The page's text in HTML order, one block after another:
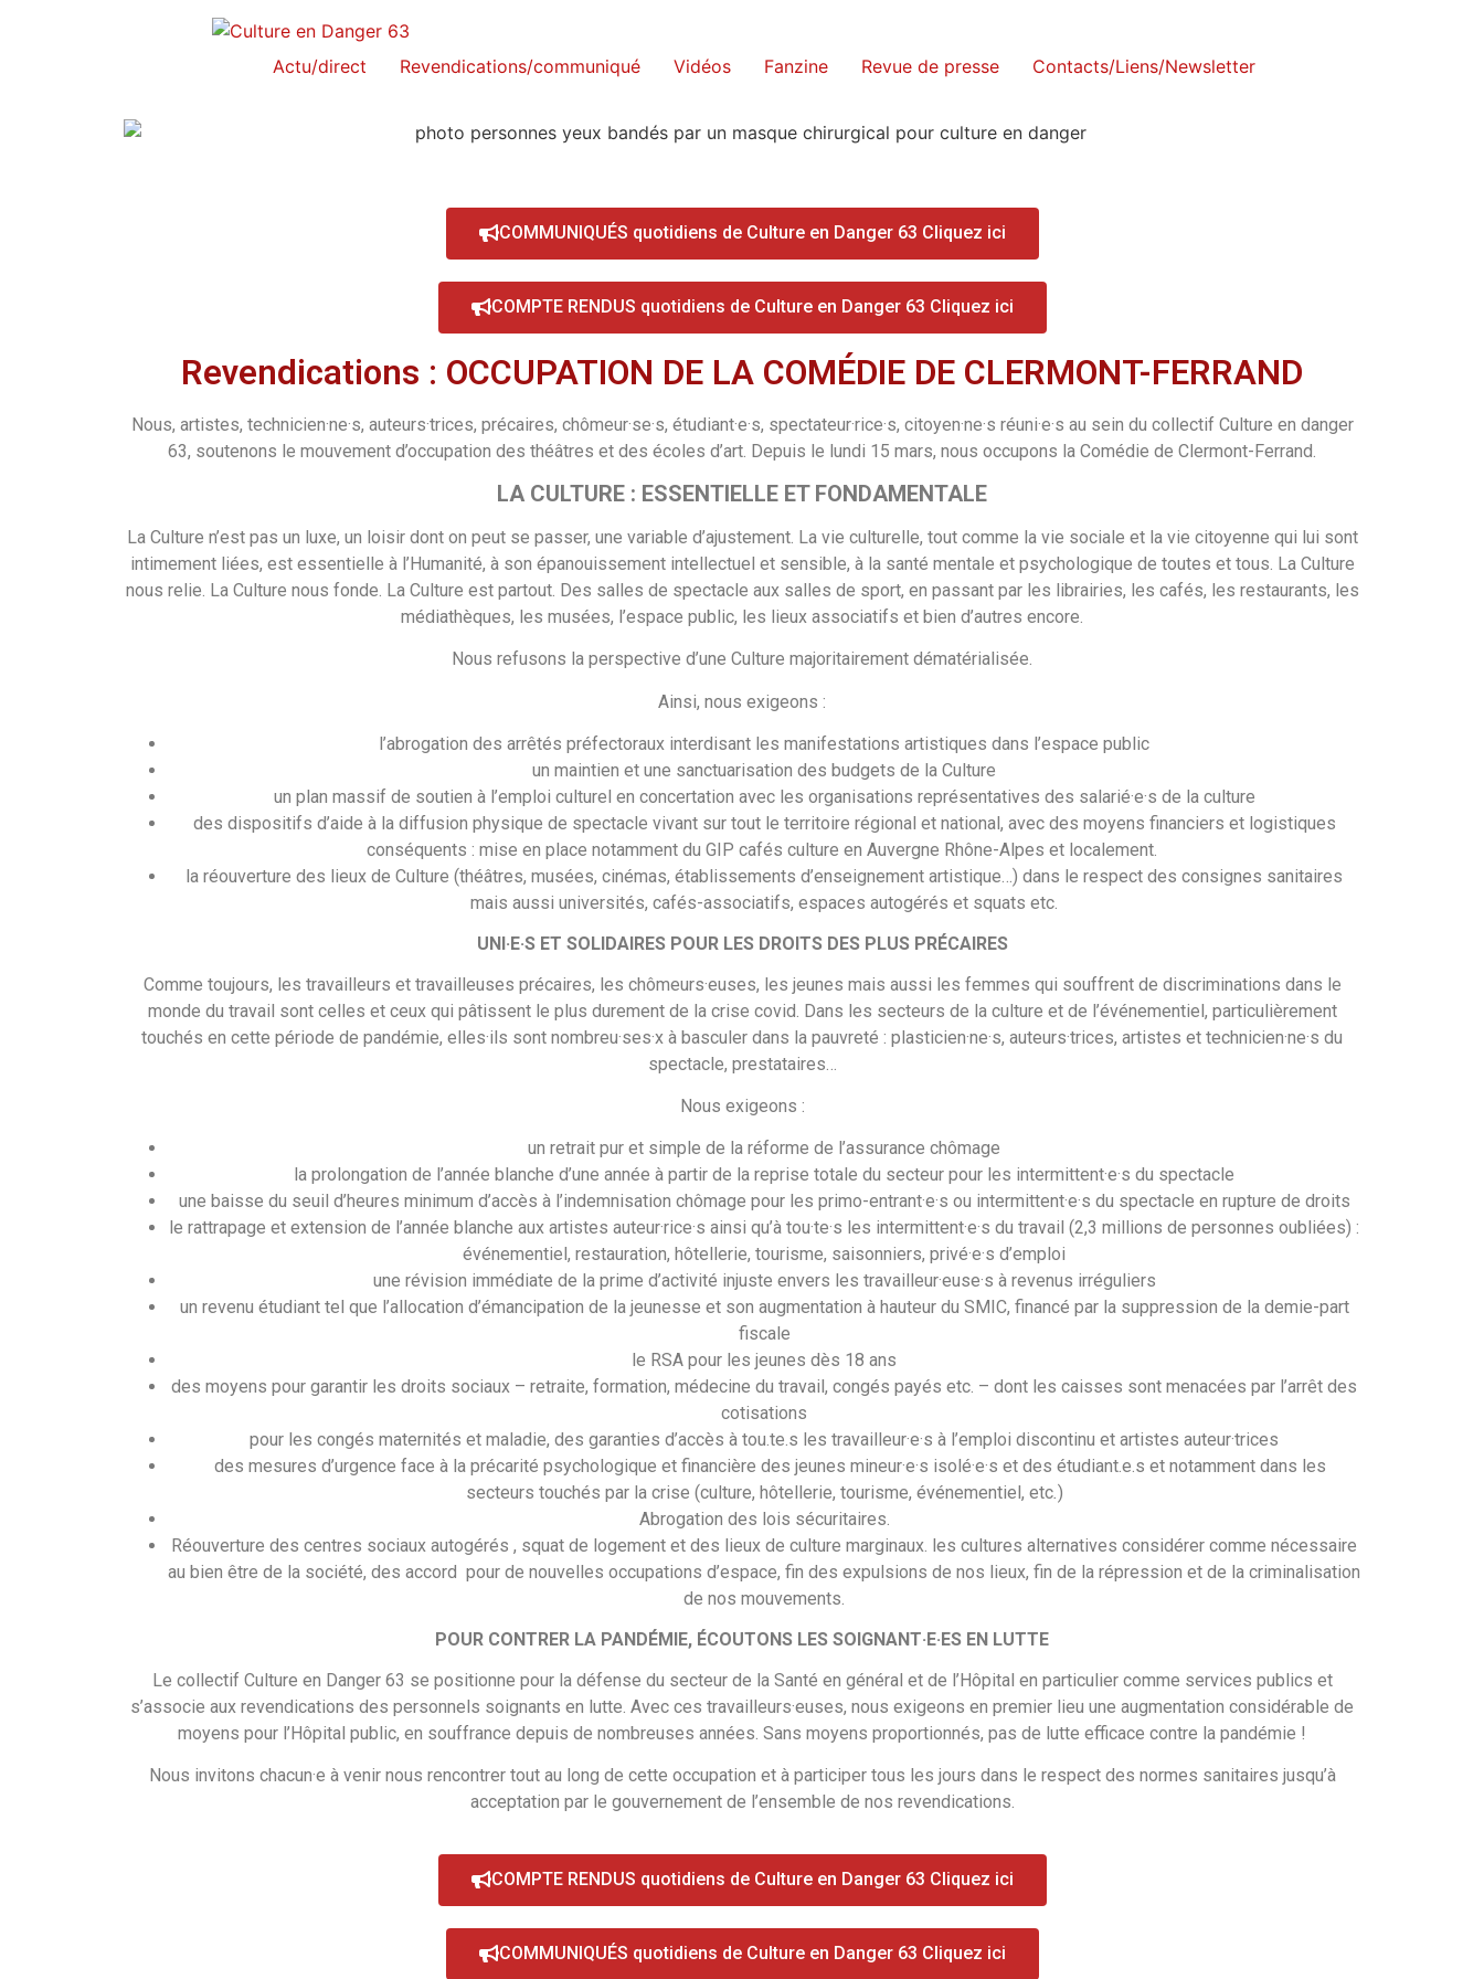
Actu/direct Revendications/communiqué Vidéos Fanzine Revue de presse Contacts/Liens/Newsletter
COMMUNIQUÉS quotidiens de Culture en Danger 63 Cliquez ici
COMPTE RENDUS quotidiens de Culture en Danger 63 Cliquez ici
Revendications : OCCUPATION DE LA COMÉDIE DE CLERMONT-FERRAND
Nous, artistes, technicien·ne·s, auteurs·trices, précaires, chômeur·se·s, étudiant·e·s, spectateur·rice·s, citoyen·ne·s réuni·e·s au sein du collectif Culture en danger
63, soutenons le mouvement d’occupation des théâtres et des écoles d’art. Depuis le lundi 15 mars, nous occupons la Comédie de Clermont-Ferrand.
LA CULTURE : ESSENTIELLE ET FONDAMENTALE
La Culture n’est pas un luxe, un loisir dont on peut se passer, une variable d’ajustement. La vie culturelle, tout comme la vie sociale et la vie citoyenne qui lui sont
intimement liées, est essentielle à l’Humanité, à son épanouissement intellectuel et sensible, à la santé mentale et psychologique de toutes et tous. La Culture
nous relie. La Culture nous fonde. La Culture est partout. Des salles de spectacle aux salles de sport, en passant par les librairies, les cafés, les restaurants, les
médiathèques, les musées, l’espace public, les lieux associatifs et bien d’autres encore.
Nous refusons la perspective d’une Culture majoritairement dématérialisée.
Ainsi, nous exigeons :
l’abrogation des arrêtés préfectoraux interdisant les manifestations artistiques dans l’espace public
un maintien et une sanctuarisation des budgets de la Culture
un plan massif de soutien à l’emploi culturel en concertation avec les organisations représentatives des salarié·e·s de la culture
des dispositifs d’aide à la diffusion physique de spectacle vivant sur tout le territoire régional et national, avec des moyens financiers et logistiques
conséquents : mise en place notamment du GIP cafés culture en Auvergne Rhône-Alpes et localement.
la réouverture des lieux de Culture (théâtres, musées, cinémas, établissements d’enseignement artistique…) dans le respect des consignes sanitaires
mais aussi universités, cafés-associatifs, espaces autogérés et squats etc.
UNI·E·S ET SOLIDAIRES POUR LES DROITS DES PLUS PRÉCAIRES
Comme toujours, les travailleurs et travailleuses précaires, les chômeurs·euses, les jeunes mais aussi les femmes qui souffrent de discriminations dans le
monde du travail sont celles et ceux qui pâtissent le plus durement de la crise covid. Dans les secteurs de la culture et de l’événementiel, particulièrement
touchés en cette période de pandémie, elles·ils sont nombreu·ses·x à basculer dans la pauvreté : plasticien·ne·s, auteurs·trices, artistes et technicien·ne·s du
spectacle, prestataires…
Nous exigeons :
un retrait pur et simple de la réforme de l’assurance chômage
la prolongation de l’année blanche d’une année à partir de la reprise totale du secteur pour les intermittent·e·s du spectacle
une baisse du seuil d’heures minimum d’accès à l’indemnisation chômage pour les primo-entrant·e·s ou intermittent·e·s du spectacle en rupture de droits
le rattrapage et extension de l’année blanche aux artistes auteur·rice·s ainsi qu’à tou·te·s les intermittent·e·s du travail (2,3 millions de personnes oubliées) :
événementiel, restauration, hôtellerie, tourisme, saisonniers, privé·e·s d’emploi
une révision immédiate de la prime d’activité injuste envers les travailleur·euse·s à revenus irréguliers
un revenu étudiant tel que l’allocation d’émancipation de la jeunesse et son augmentation à hauteur du SMIC, financé par la suppression de la demie-part
fiscale
le RSA pour les jeunes dès 18 ans
des moyens pour garantir les droits sociaux – retraite, formation, médecine du travail, congés payés etc. – dont les caisses sont menacées par l’arrêt des
cotisations
pour les congés maternités et maladie, des garanties d’accès à tou.te.s les travailleur·e·s à l’emploi discontinu et artistes auteur·trices
des mesures d’urgence face à la précarité psychologique et financière des jeunes mineur·e·s isolé·e·s et des étudiant.e.s et notamment dans les
secteurs touchés par la crise (culture, hôtellerie, tourisme, événementiel, etc.)
Abrogation des lois sécuritaires.
Réouverture des centres sociaux autogérés , squat de logement et des lieux de culture marginaux. les cultures alternatives considérer comme nécessaire
au bien être de la société, des accord pour de nouvelles occupations d’espace, fin des expulsions de nos lieux, fin de la répression et de la criminalisation
de nos mouvements.
POUR CONTRER LA PANDÉMIE, ÉCOUTONS LES SOIGNANT·E·ES EN LUTTE
Le collectif Culture en Danger 63 se positionne pour la défense du secteur de la Santé en général et de l’Hôpital en particulier comme services publics et
s’associe aux revendications des personnels soignants en lutte. Avec ces travailleurs·euses, nous exigeons en premier lieu une augmentation considérable de
moyens pour l’Hôpital public, en souffrance depuis de nombreuses années. Sans moyens proportionnés, pas de lutte efficace contre la pandémie !
Nous invitons chacun·e à venir nous rencontrer tout au long de cette occupation et à participer tous les jours dans le respect des normes sanitaires jusqu’à
acceptation par le gouvernement de l’ensemble de nos revendications.
COMPTE RENDUS quotidiens de Culture en Danger 63 Cliquez ici
COMMUNIQUÉS quotidiens de Culture en Danger 63 Cliquez ici